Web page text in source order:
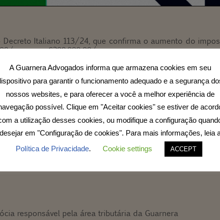
Italiano 113/24, que confirma o aumento do
ano para €200.000,00/ano.
será considerado apenas para novos residentes
residência na Itália após a publicação do referido decreto
no caso de adesão de familiar adicional ao regime.
em lei dentro de 60 dias, podendo nesse período
residentes em 2024.
nossa equipe estará à disposição.
responsável pela área tributária da Guarnera
A Guarnera Advogados informa que armazena cookies em seu
para garantir o funcionamento adequado e a segurança
nossos websites, e para oferecer a você a melhor experiência de
possível. Clique em "Aceitar cookies" se estiver de
a utilização desses cookies, ou modifique a configuração
desejar em "Configuração de cookies". Para mais informações, leia
Política de Privacidade. Cookie settings ACCEPT